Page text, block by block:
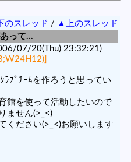
のスレッド / ▲上のスレッド
って…
07/20(Thu) 23:32:21)
ﾗﾌﾞﾁｰﾑを作ろうと思ってい
館を使って活動したいので
ません(>_<)
ください(>_<)お願いします